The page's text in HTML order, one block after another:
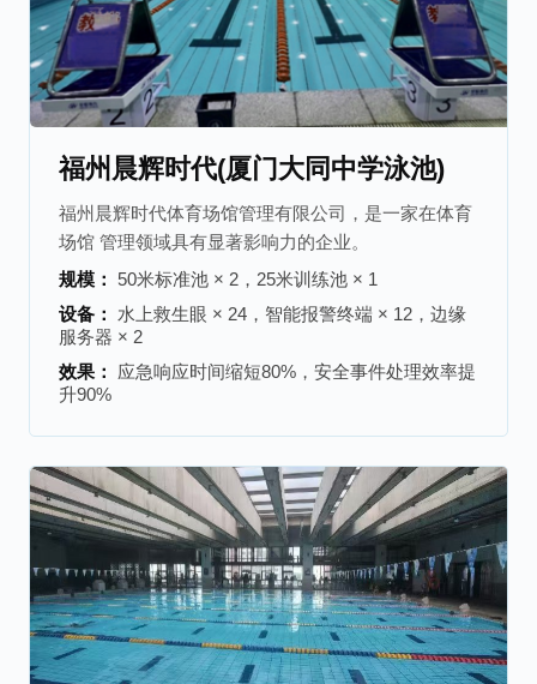
福州晨辉时代(厦门大同中学泳池)
福州晨辉时代体育场馆管理有限公司，是一家在体育
场馆 管理领域具有显著影响力的企业。
规模：
50米标准池 × 2，25米训练池 × 1
设备：
水上救生眼 × 24，智能报警终端 × 12，边缘
服务器 × 2
效果：
应急响应时间缩短80%，安全事件处理效率提
升90%